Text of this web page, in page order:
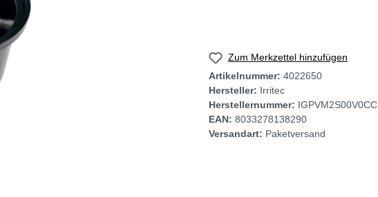
Zum Merkzettel hinzufügen
Artikelnummer: 4022650
Hersteller: Irritec
Herstellernummer: IGPVM2S00V0CC
EAN: 8033278138290
Versandart: Paketversand